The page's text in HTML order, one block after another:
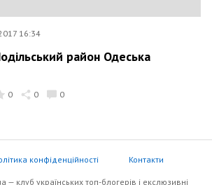
16:34
район Одеська
0 0 0
конфіденційності Контакти
клуб українських топ-блогерів i екслюзивнi